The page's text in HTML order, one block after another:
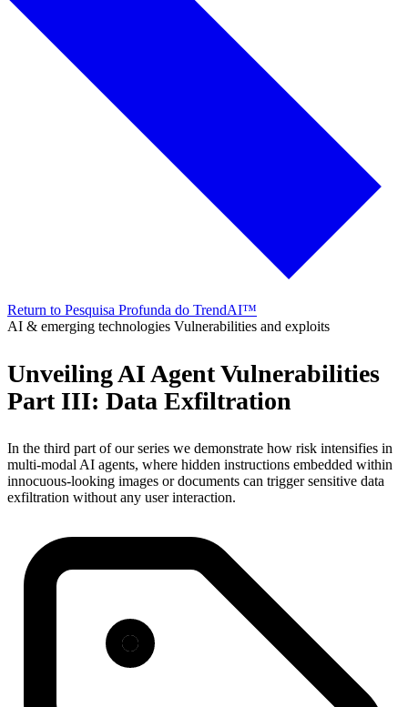
Return to Pesquisa Profunda do TrendAI™
AI & emerging technologies Vulnerabilities and exploits
Unveiling AI Agent Vulnerabilities
Part III: Data Exfiltration
In the third part of our series we demonstrate how risk intensifies in
multi-modal AI agents, where hidden instructions embedded within
innocuous-looking images or documents can trigger sensitive data
exfiltration without any user interaction.